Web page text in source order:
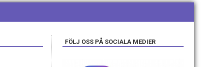
FÖLJ OSS PÅ SOCIALA MEDIER